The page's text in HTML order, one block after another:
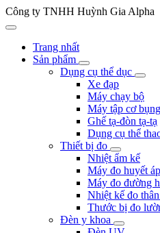
Công ty TNHH Huỳnh Gia Alpha
Trang nhất
Sản phẩm
Dụng cụ thể dục
Xe đạp
Máy chạy bộ
Máy tập cơ bụng
Ghế tạ-đòn tạ-tạ
Dụng cụ thể
Thiết bị đo
Nhiệt ẩm kế
Máy đo huyết áp
Máy đo đường
Nhiệt kế đo
Thước bị đo
Đèn y khoa